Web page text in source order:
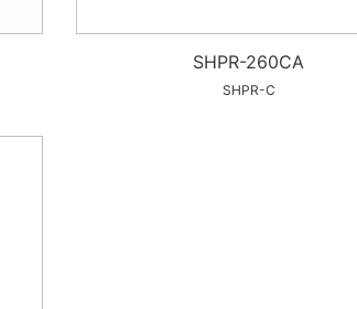
SHPR-260CA
SHPR-C